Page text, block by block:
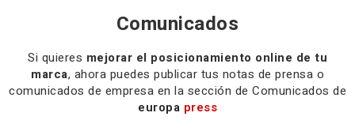
Comunicados
Si quieres mejorar el posicionamiento online de tu
marca, ahora puedes publicar tus notas de prensa o
comunicados de empresa en la sección de Comunicados de
europa press